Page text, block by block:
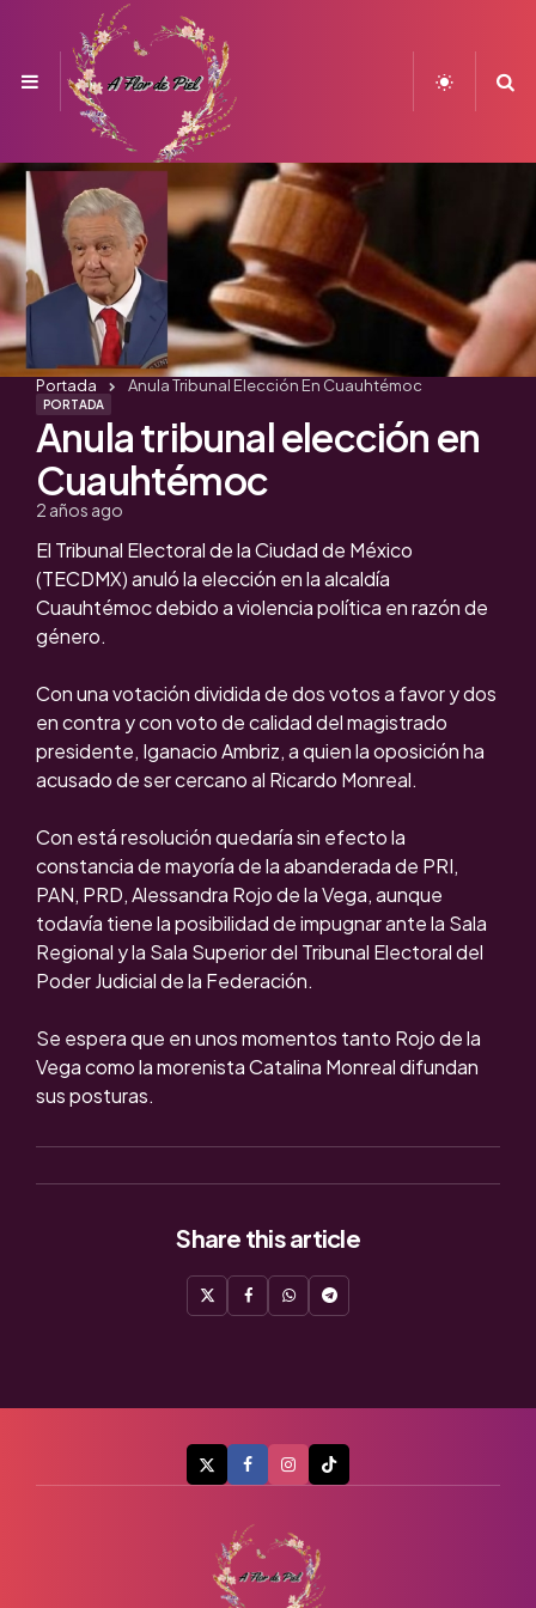
Menu
PORTADA
Anula tribunal elección en
Cuauhtémoc
2 años ago
Portada Anula Tribunal Elección En Cuauhtémoc
El Tribunal Electoral de la Ciudad de México
(TECDMX) anuló la elección en la alcaldía
Cuauhtémoc debido a violencia política en razón de
género.
Con una votación dividida de dos votos a favor y dos
en contra y con voto de calidad del magistrado
presidente, Iganacio Ambriz, a quien la oposición ha
acusado de ser cercano al Ricardo Monreal.
Con está resolución quedaría sin efecto la
constancia de mayoría de la abanderada de PRI,
PAN, PRD, Alessandra Rojo de la Vega, aunque
todavía tiene la posibilidad de impugnar ante la Sala
Regional y la Sala Superior del Tribunal Electoral del
Poder Judicial de la Federación.
Se espera que en unos momentos tanto Rojo de la
Vega como la morenista Catalina Monreal difundan
sus posturas.
Share this article